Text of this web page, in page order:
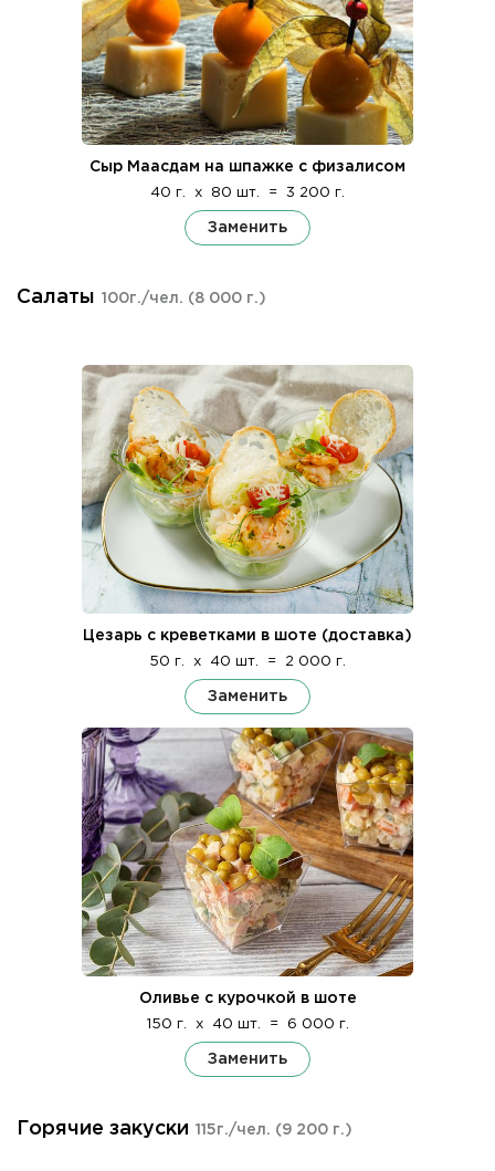
Сыр Маасдам на шпажке с физалисом
40 г. x 80 шт. = 3 200 г.
Заменить
Салаты 100г./чел. (8 000 г.)
Цезарь с креветками в шоте (доставка)
50 г. x 40 шт. = 2 000 г.
Заменить
Оливье с курочкой в шоте
150 г. x 40 шт. = 6 000 г.
Заменить
Горячие закуски 115г./чел. (9 200 г.)